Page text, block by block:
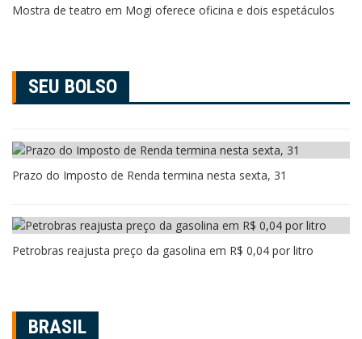
Mostra de teatro em Mogi oferece oficina e dois espetáculos
SEU BOLSO
Prazo do Imposto de Renda termina nesta sexta, 31
Petrobras reajusta preço da gasolina em R$ 0,04 por litro
BRASIL